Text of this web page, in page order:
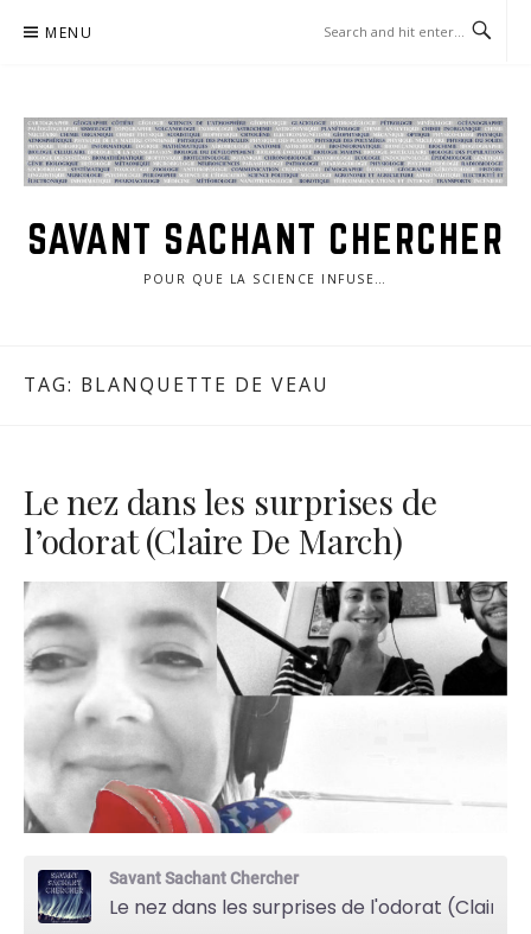
MENU
SAVANT SACHANT CHERCHER
POUR QUE LA SCIENCE INFUSE…
TAG: BLANQUETTE DE VEAU
Le nez dans les surprises de
l’odorat (Claire De March)
Savant Sachant Chercher